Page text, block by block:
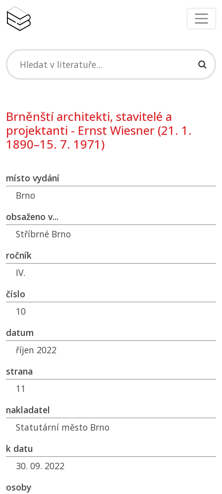
Brněnští architekti, stavitelé a
projektanti - Ernst Wiesner (21. 1.
1890–15. 7. 1971)
místo vydání
Brno
obsaženo v...
Stříbrné Brno
ročník
IV.
číslo
10
datum
říjen 2022
strana
11
nakladatel
Statutární město Brno
k datu
30. 09. 2022
osoby